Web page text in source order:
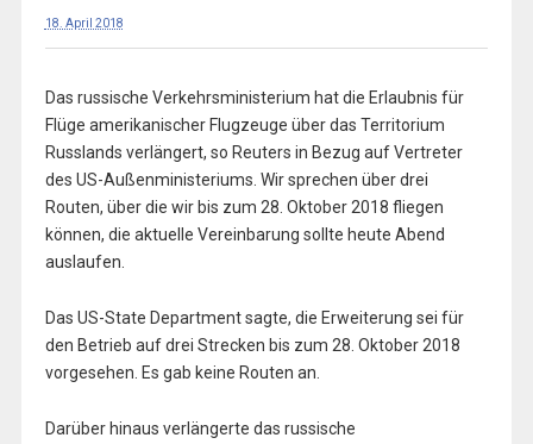
18. April 2018
Das russische Verkehrsministerium hat die Erlaubnis für
Flüge amerikanischer Flugzeuge über das Territorium
Russlands verlängert, so Reuters in Bezug auf Vertreter
des US-Außenministeriums. Wir sprechen über drei
Routen, über die wir bis zum 28. Oktober 2018 fliegen
können, die aktuelle Vereinbarung sollte heute Abend
auslaufen.
Das US-State Department sagte, die Erweiterung sei für
den Betrieb auf drei Strecken bis zum 28. Oktober 2018
vorgesehen. Es gab keine Routen an.
Darüber hinaus verlängerte das russische